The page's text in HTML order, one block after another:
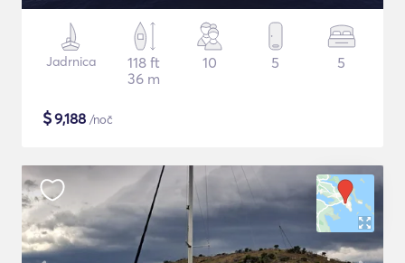
Jadrnica
118 ft
36 m
10 5 5
$9,188 /noč